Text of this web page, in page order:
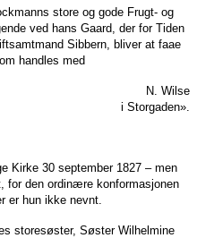
store og gode Frugt- og
ved hans Gaard, der for Tiden
Sibbern, bliver at faae
handles med
N. Wilse
Kirke 30 september 1827 – men
for den ordinære konformasjonen
er hun ikke nevnt.
storesøster, Søster Wilhelmine